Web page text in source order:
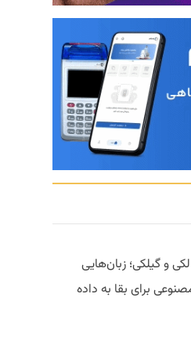
و گیلکی؛ زبان‌هایی
برای بقا به داده